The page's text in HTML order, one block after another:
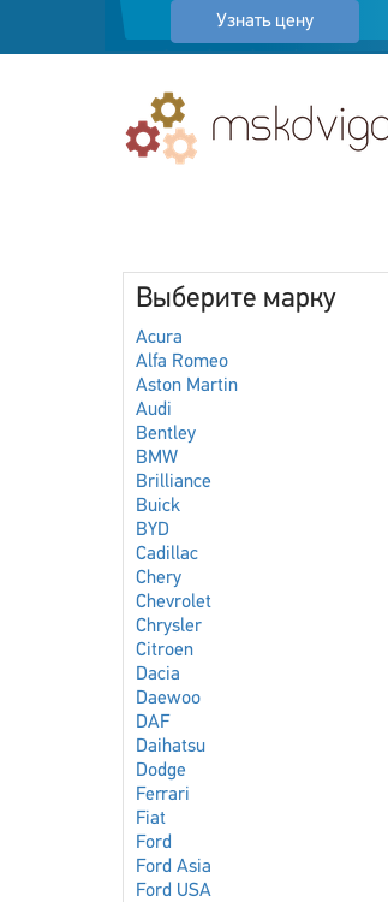
Узнать цену
Выберите марку
Acura
Alfa Romeo
Aston Martin
Audi
Bentley
BMW
Brilliance
Buick
BYD
Cadillac
Chery
Chevrolet
Chrysler
Citroen
Dacia
Daewoo
DAF
Daihatsu
Dodge
Ferrari
Fiat
Ford
Ford Asia
Ford USA